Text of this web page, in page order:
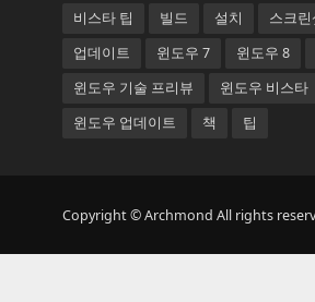
비스타 팁
빌드 설치 스크린
업데이트
윈도우 7 윈도우 8
윈도우 기술 프리뷰
윈도우 비스타
윈도우 업데이트
책 팁
Copyright © Archmond All rights